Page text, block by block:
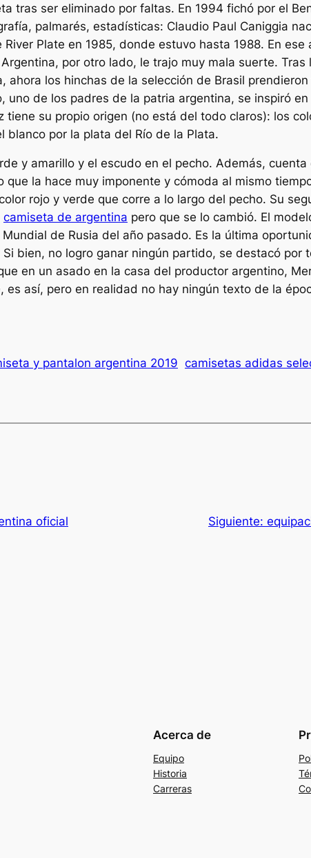
tras ser eliminado por faltas. En 1994 fichó por el
palmarés, estadísticas: Claudio Paul Caniggia
Plate en 1985, donde estuvo hasta 1988. En
por otro lado, le trajo muy mala suerte.
ahora los hinchas de la selección de Brasil
uno de los padres de la patria argentina, se inspiró
su propio origen (no está del todo claros): los
blanco por la plata del Río de la Plata.
y amarillo y el escudo en el pecho. Además,
la hace muy imponente y cómoda al mismo
rojo y verde que corre a lo largo del pecho. Su
camiseta de argentina pero que se lo cambió. El
de Rusia del año pasado. Es la última
bien, no logro ganar ningún partido, se destacó por
en un asado en la casa del productor argentino,
así, pero en realidad no hay ningún texto de la
y pantalon argentina 2019 camisetas adidas
oficial Siguiente:
Acerca de
Equipo
Historia
Carreras